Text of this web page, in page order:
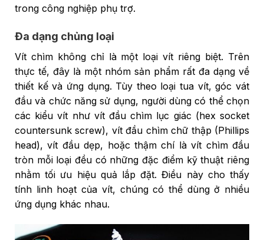
trong công nghiệp phụ trợ.
Đa dạng chủng loại
Vít chìm không chỉ là một loại vít riêng biệt. Trên
thực tế, đây là một nhóm sản phẩm rất đa dạng về
thiết kế và ứng dụng. Tùy theo loại tua vít, góc vát
đầu và chức năng sử dụng, người dùng có thể chọn
các kiểu vít như vít đầu chìm lục giác (hex socket
countersunk screw), vít đầu chìm chữ thập (Phillips
head), vít đầu dẹp, hoặc thậm chí là vít chìm đầu
tròn mỗi loại đều có những đặc điểm kỹ thuật riêng
nhằm tối ưu hiệu quả lắp đặt. Điều này cho thấy
tính linh hoạt của vít, chúng có thể dùng ở nhiều
ứng dụng khác nhau.